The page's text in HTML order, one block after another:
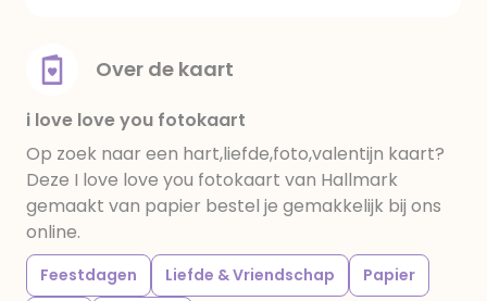
Over de kaart
i love love you fotokaart
Op zoek naar een hart,liefde,foto,valentijn kaart?
Deze I love love you fotokaart van Hallmark
gemaakt van papier bestel je gemakkelijk bij ons
online.
Feestdagen Liefde & Vriendschap
Papier